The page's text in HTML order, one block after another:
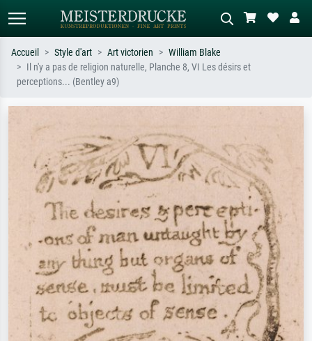
Recherche standard
impressionnisme, vague de Hokusai,
nu.
abstrait avec beaucoup de rouge,
arbre.
Accueil Style d'art Art victorien
William Blake
Il n'y a pas de religion naturelle, Planche 8, VI Les désirs et
perceptions... (Bentley a9)